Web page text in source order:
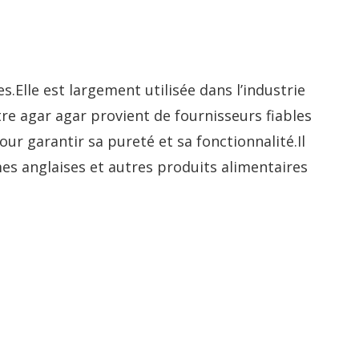
est largement utilisée dans l’industrie
agar agar provient de fournisseurs fiables
garantir sa pureté et sa fonctionnalité.Il
anglaises et autres produits alimentaires